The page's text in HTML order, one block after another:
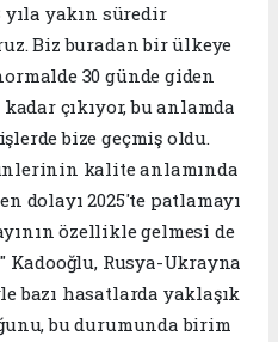
yıla yakın süredir
Biz buradan bir ülkeye
30 günde giden
çıkıyor, bu anlamda
bize geçmiş oldu.
kalite anlamında
dolayı 2025'te patlamayı
özellikle gelmesi de
Rusya-Ukrayna
bazı hasatlarda yaklaşık
bu durumunda birim